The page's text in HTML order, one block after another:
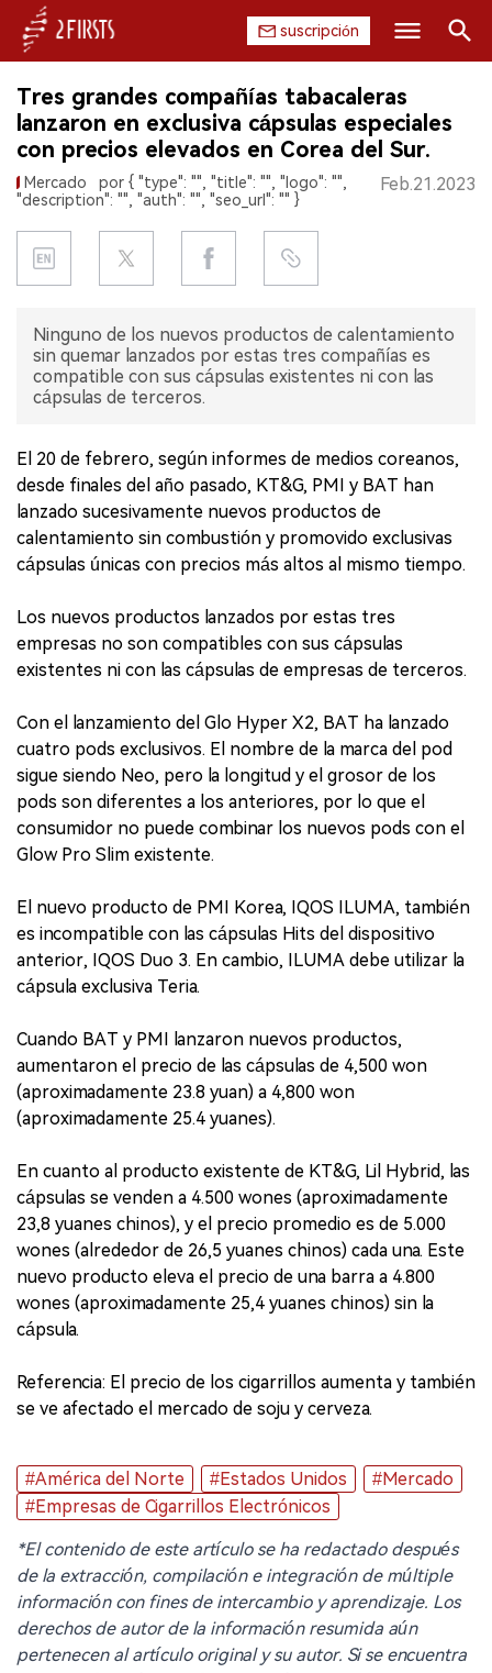
suscripción
INICIO
EMPRESA
REGULACIÓN
DATOS
ENTREVISTA
Tres grandes compañías tabacaleras
lanzaron en exclusiva cápsulas especiales
con precios elevados en Corea del Sur.
Mercado
por { "type": "", "title": "", "logo": "",
"description": "", "auth": "", "seo_url": "" }
Feb.21.2023
Ninguno de los nuevos productos de calentamiento
sin quemar lanzados por estas tres compañías es
compatible con sus cápsulas existentes ni con las
cápsulas de terceros.
El 20 de febrero, según informes de medios coreanos,
desde finales del año pasado, KT&G, PMI y BAT han
lanzado sucesivamente nuevos productos de
calentamiento sin combustión y promovido exclusivas
cápsulas únicas con precios más altos al mismo tiempo.
Los nuevos productos lanzados por estas tres
empresas no son compatibles con sus cápsulas
existentes ni con las cápsulas de empresas de terceros.
Con el lanzamiento del Glo Hyper X2, BAT ha lanzado
cuatro pods exclusivos. El nombre de la marca del pod
sigue siendo Neo, pero la longitud y el grosor de los
pods son diferentes a los anteriores, por lo que el
consumidor no puede combinar los nuevos pods con el
Glow Pro Slim existente.
El nuevo producto de PMI Korea, IQOS ILUMA, también
es incompatible con las cápsulas Hits del dispositivo
anterior, IQOS Duo 3. En cambio, ILUMA debe utilizar la
cápsula exclusiva Teria.
Cuando BAT y PMI lanzaron nuevos productos,
aumentaron el precio de las cápsulas de 4,500 won
(aproximadamente 23.8 yuan) a 4,800 won
(aproximadamente 25.4 yuanes).
En cuanto al producto existente de KT&G, Lil Hybrid, las
cápsulas se venden a 4.500 wones (aproximadamente
23,8 yuanes chinos), y el precio promedio es de 5.000
wones (alrededor de 26,5 yuanes chinos) cada una. Este
nuevo producto eleva el precio de una barra a 4.800
wones (aproximadamente 25,4 yuanes chinos) sin la
cápsula.
Referencia: El precio de los cigarrillos aumenta y también
se ve afectado el mercado de soju y cerveza.
#América del Norte #Estados Unidos
#Mercado
#Empresas de Cigarrillos Electrónicos
*El contenido de este artículo se ha redactado después
de la extracción, compilación e integración de múltiple
información con fines de intercambio y aprendizaje. Los
derechos de autor de la información resumida aún
pertenecen al artículo original y su autor. Si se encuentra